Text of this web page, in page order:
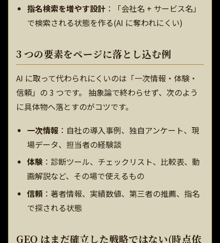
指名検索を増やす設計 ：「会社名 + サービス名」
で検索される状態を作る(AI に奪われにくい)
3 つの要素をページに落とし込む例
AI に取って代わられにくいのは「一次情報・体験・
信頼」の 3 つです。 抽象論で終わらせず、次のよう
に具体物へ落とすのがコツです。
一次情報 ：自社の導入事例、独自アンケート、現
場データ、担当者の経験談
体験 ：診断ツール、チェックリスト、比較表、動
画解説など、その場で使えるもの
信頼 ：著者情報、実績数値、第三者の推薦、指名
で探される状態
GEO はまだ確立した戦略ではない(時点依